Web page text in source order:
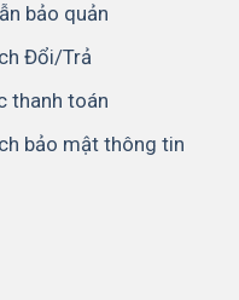
bảo quản
Đổi/Trả
thanh toán
bảo mật thông tin